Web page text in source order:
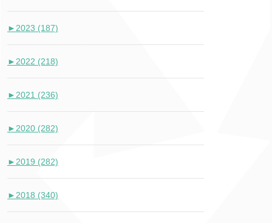
► 2023 (187)
► 2022 (218)
► 2021 (236)
► 2020 (282)
► 2019 (282)
► 2018 (340)